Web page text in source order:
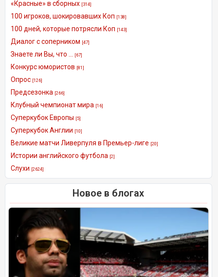
«Красные» в сборных [314]
100 игроков, шокировавших Коп [138]
100 дней, которые потрясли Коп [143]
Диалог с соперником [47]
Знаете ли Вы, что ... [67]
Конкурс юмористов [81]
Опрос [126]
Предсезонка [266]
Клубный чемпионат мира [16]
Суперкубок Европы [5]
Суперкубок Англии [10]
Великие матчи Ливерпуля в Премьер-лиге [20]
Истории английского футбола [2]
Слухи [2624]
Новое в блогах